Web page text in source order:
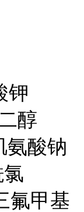
钾
醇
氨酸钠
氟甲基